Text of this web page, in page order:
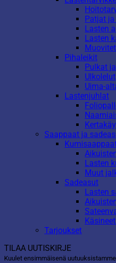
Patjat
Lasten
Lasten
Pihaleikit
Pulkat
Ulkolelut
Uima-
Lastenjuhlat
Saappaat ja
Lasten
Muut
Sadeasut
Lasten
Tarjoukset
TILAA UUTISKIRJE
Kuulet ensimmäisenä